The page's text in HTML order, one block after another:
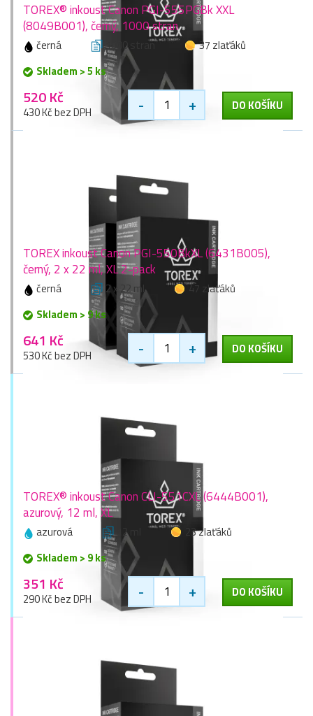
TOREX® inkoust Canon PGI-555PGBk XXL
(8049B001), černý, 1000 stran
černá 1000 stran
37 zlaťáků
Skladem > 5 ks
520 Kč
430 Kč bez DPH - + DO KOŠÍKU
TOREX inkoust Canon PGI-550BkXL (6431B005),
černý, 2 x 22 ml, XL 2-pack
černá 2 x 22 ml
47 zlaťáků
Skladem > 9 ks
641 Kč
530 Kč bez DPH - + DO KOŠÍKU
TOREX® inkoust Canon CLI-551CXL (6444B001),
azurový, 12 ml, XL
azurová 12 ml
23 zlaťáků
Skladem > 9 ks
351 Kč
290 Kč bez DPH - + DO KOŠÍKU